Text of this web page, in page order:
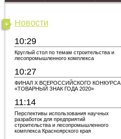
Новости
10:29
Круглый стол по темам строительства и
лесопромышленного комплекса
10:27
ФИНАЛ X ВСЕРОССИЙСКОГО КОНКУРСА
«ТОВАРНЫЙ ЗНАК ГОДА 2020»
11:14
Перспективы использования научных
разработок для предприятий
строительства и лесопромышленного
комплекса Красноярского края